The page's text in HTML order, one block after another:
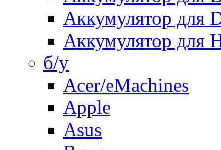
Аккумулятор для
Аккумулятор для
б/у
Acer/eMachines
Apple
Asus